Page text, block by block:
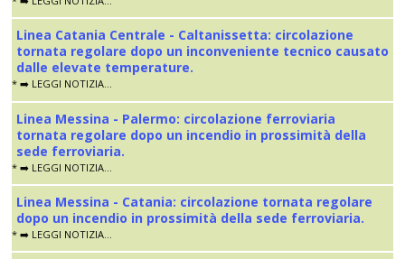
Linea Catania Centrale - Caltanissetta: circolazione
tornata regolare dopo un inconveniente tecnico causato
dalle elevate temperature.
* ➡️ LEGGI NOTIZIA...
Linea Messina - Palermo: circolazione ferroviaria
tornata regolare dopo un incendio in prossimità della
sede ferroviaria.
* ➡️ LEGGI NOTIZIA...
Linea Messina - Catania: circolazione tornata regolare
dopo un incendio in prossimità della sede ferroviaria.
* ➡️ LEGGI NOTIZIA...